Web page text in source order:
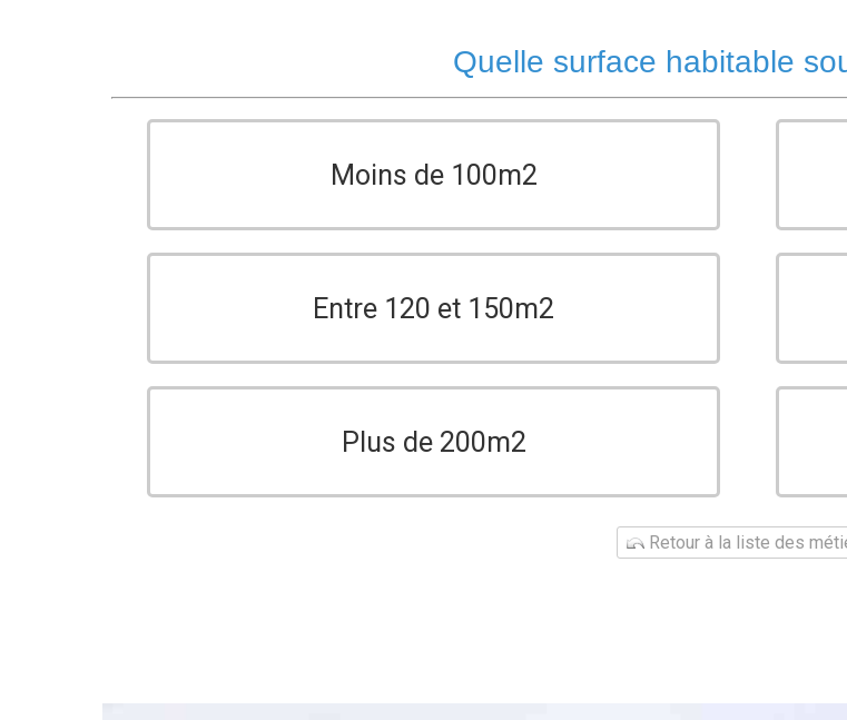
Quelle surface habitable
Moins de 100m2
Entre 120 et 150m2
Plus de 200m2
Retour à la liste des